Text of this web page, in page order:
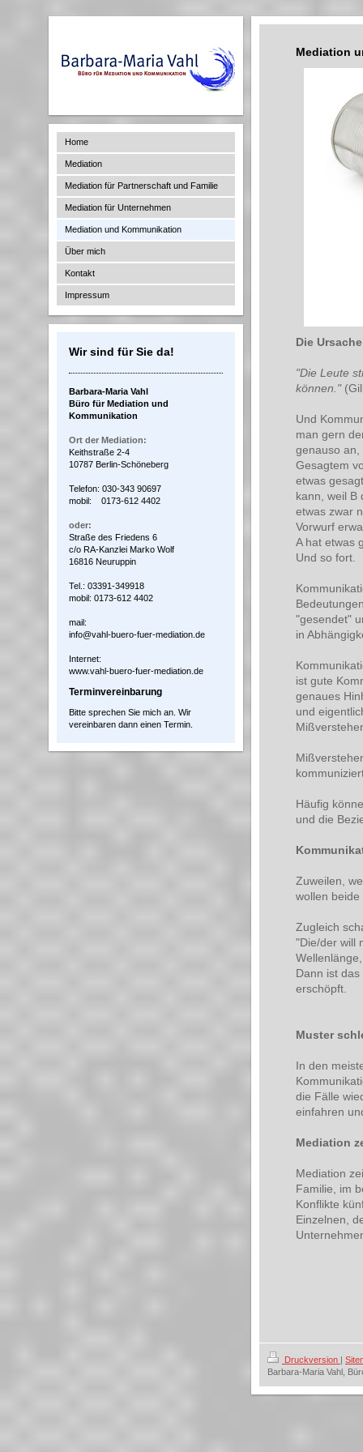
Home
Mediation
Mediation für Partnerschaft und Familie
Mediation für Unternehmen
Mediation und Kommunikation
Über mich
Kontakt
Impressum
Wir sind für Sie da!
Barbara-Maria Vahl
Büro für Mediation und
Kommunikation
Ort der Mediation:
Keithstraße 2-4
10787 Berlin-Schöneberg
Telefon: 030-343 90697
mobil: 0173-612 4402
oder:
Straße des Friedens 6
c/o RA-Kanzlei Marko Wolf
16816 Neuruppin
Tel.: 03391-349918
mobil: 0173-612 4402
mail:
info@vahl-buero-fuer-mediation.de
Internet:
www.vahl-buero-fuer-mediation.de
Terminvereinbarung
Bitte sprechen Sie mich an. Wir
vereinbaren dann einen Termin.
Mediation
Die
"Die Leute
können."
Und
man gern
genauso an,
Gesagtem
etwas
kann, weil B
etwas zwar
Vorwurf
A hat etwas
Und so fort.
"gesendet"
in
ist gute
genaues
und
Häufig
und die
Zuweilen,
wollen
Zugleich
"Die/der will
Dann ist
erschöpft.
Muster
In den
die Fälle
einfahren
Mediation
Mediation
Familie, im
Konflikte
Einzelnen,
Druckversion |
Barbara-Maria Vahl,